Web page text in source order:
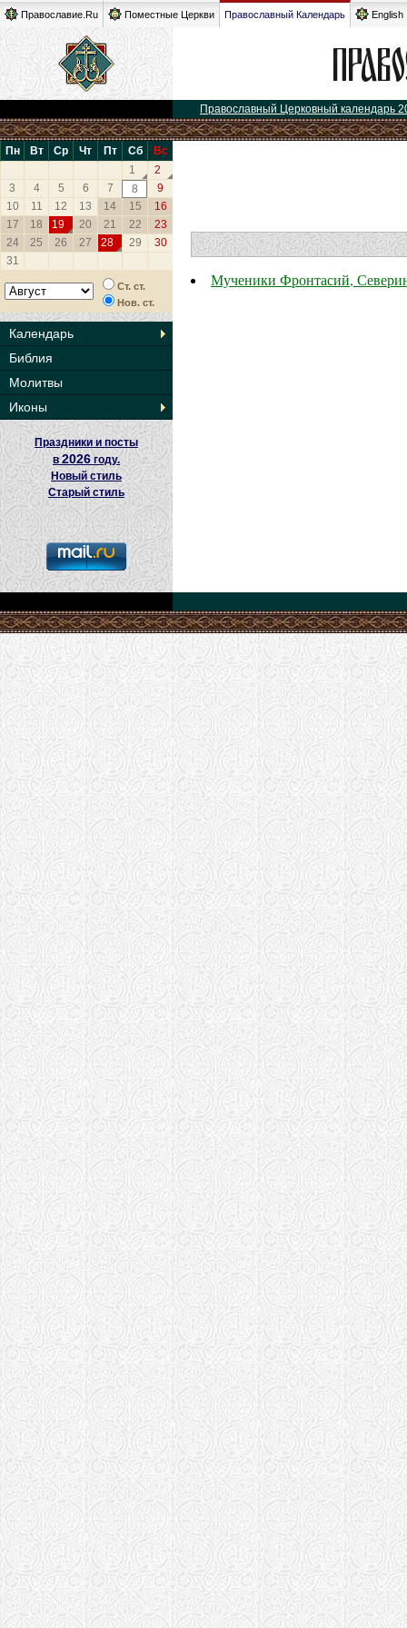
Православие.Ru Поместные Церкви Православный Календарь English
Православный Церковный календарь
Пн Вт Ср Чт Пт Сб
Вс
1
2
3
4 5 6 7 8
9
10
11 12 13 14 15
16
17
18 19 20 21 22
23
24
25 26 27 28 29
30
31
Ст. ст.
Нов. ст.
Календарь
Библия
Молитвы
Иконы
Праздники и посты
в2026 году.
Новый стиль
Старый стиль
Мученики Фронтасий,